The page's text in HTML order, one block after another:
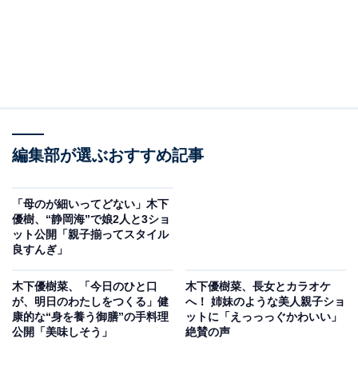
編集部が選ぶおすすめ記事
「母のが細いってどない」木下
優樹、“静岡海”で娘2人と3ショ
ット公開「親子揃ってスタイル
良すんぎ」
木下優樹菜、「今日のひと口
が、明日のわたしをつくる」健
康的な“身を養う御膳”の手料理
公開「美味しそう」
木下優樹菜、長女とカラオケ
へ！ 姉妹のような美人親子ショ
ットに「えっっっぐかわいい」
絶賛の声